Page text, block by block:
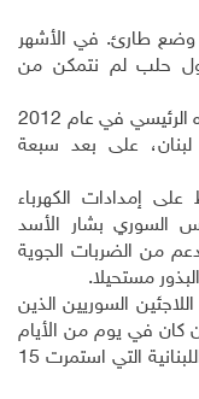
وضع طارئ. في الأشهر
حول حلب لم نتمكن من
وأرغمت الحرب السورية المركز على نقل مقره الرئيسي في عام 2012
على بعد سبعة
إمدادات الكهرباء
السوري بشار الأسد
من الضربات الجوية
مستحيلا.
السوريين الذين
كان في يوم من الأيام
قاعدة للجنود السوريين خلال الحرب الأهلية اللبنانية التي استمرت 15